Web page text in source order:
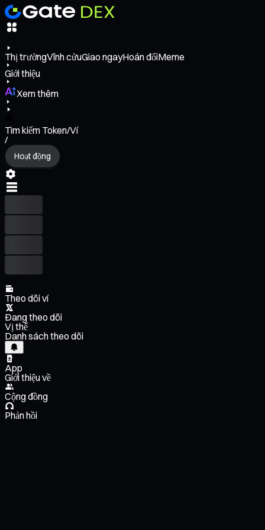
Thị trườngVĩnh cửuGiao ngayHoán đổiMeme
Giới thiệu
Xem thêm
Tìm kiếm Token/Ví
/
Hoạt động
Theo dõi ví
Đang theo dõi
Vị thế
Danh sách theo dõi
App
Giới thiệu về
Cộng đồng
Phản hồi